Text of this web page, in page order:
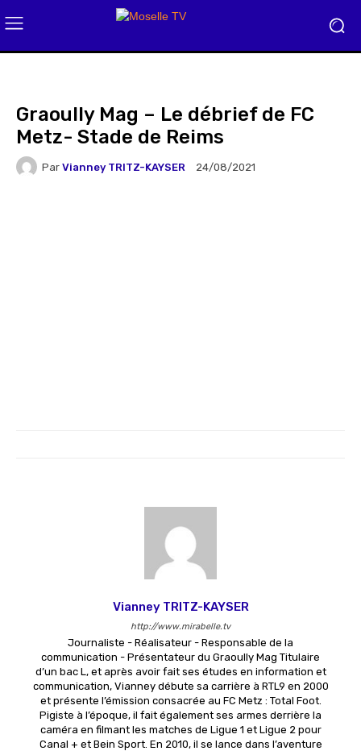
Graoully Mag – Le débrief de FC
Metz- Stade de Reims
Par Vianney TRITZ-KAYSER 24/08/2021
Vianney TRITZ-KAYSER
http://www.mirabelle.tv
Journaliste - Réalisateur - Responsable de la
communication - Présentateur du Graoully Mag Titulaire
d’un bac L, et après avoir fait ses études en information et
communication, Vianney débute sa carrière à RTL9 en 2000
et présente l’émission consacrée au FC Metz : Total Foot.
Pigiste à l’époque, il fait également ses armes derrière la
caméra en filmant les matches de Ligue 1 et Ligue 2 pour
Canal + et Bein Sport. En 2010, il se lance dans l’aventure